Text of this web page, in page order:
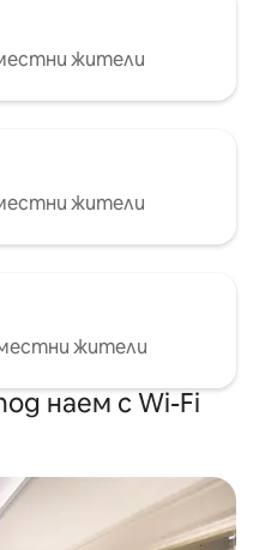
жители
жители
жители
наем с Wi-Fi